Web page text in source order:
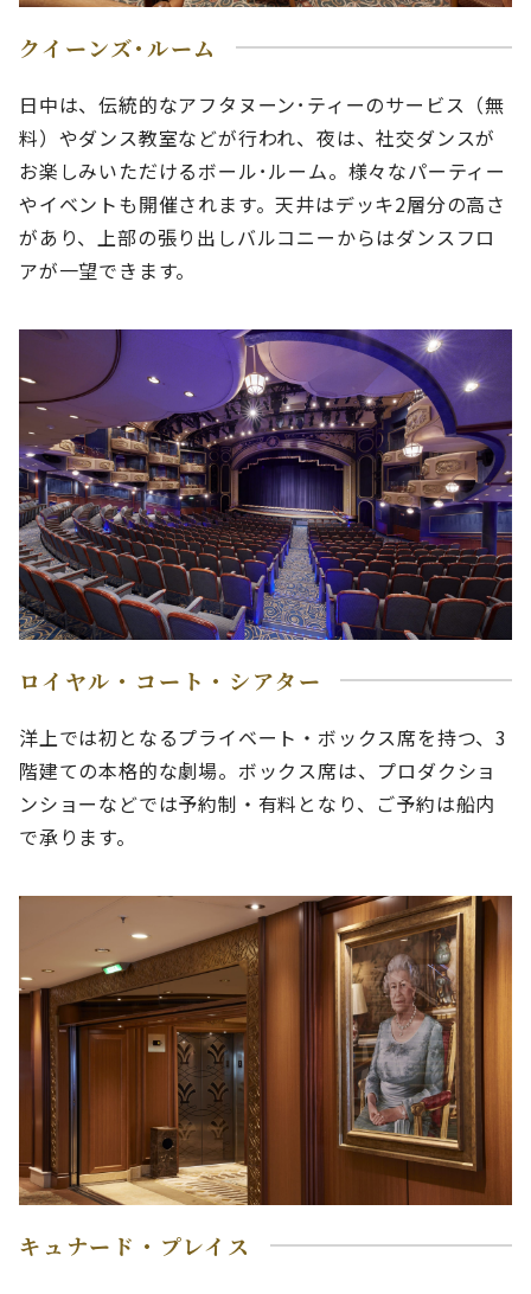
クイーンズ･ルーム
日中は、伝統的なアフタヌーン･ティーのサービス（無
料）やダンス教室などが行われ、夜は、社交ダンスが
お楽しみいただけるボール･ルーム。様々なパーティー
やイベントも開催されます。天井はデッキ2層分の高さ
があり、上部の張り出しバルコニーからはダンスフロ
アが一望できます。
ロイヤル・コート・シアター
洋上では初となるプライベート・ボックス席を持つ、3
階建ての本格的な劇場。ボックス席は、プロダクショ
ンショーなどでは予約制・有料となり、ご予約は船内
で承ります。
キュナード・プレイス